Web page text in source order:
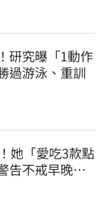
研究曝「1動作
過游泳、重訓
她「愛吃3款點
不戒早晚有